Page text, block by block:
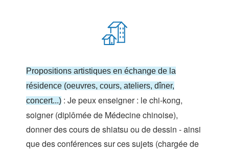
Propositions artistiques en échange de la
résidence (oeuvres, cours, ateliers, dîner,
concert...) : Je peux enseigner : le chi-kong,
soigner (diplômée de Médecine chinoise),
donner des cours de shiatsu ou de dessin - ainsi
que des conférences sur ces sujets (chargée de